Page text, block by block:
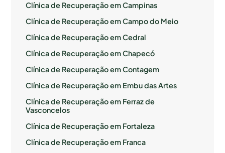
Clínica de Recuperação em Campinas
Clínica de Recuperação em Campo do Meio
Clínica de Recuperação em Cedral
Clínica de Recuperação em Chapecó
Clínica de Recuperação em Contagem
Clínica de Recuperação em Embu das Artes
Clínica de Recuperação em Ferraz de
Vasconcelos
Clínica de Recuperação em Fortaleza
Clínica de Recuperação em Franca